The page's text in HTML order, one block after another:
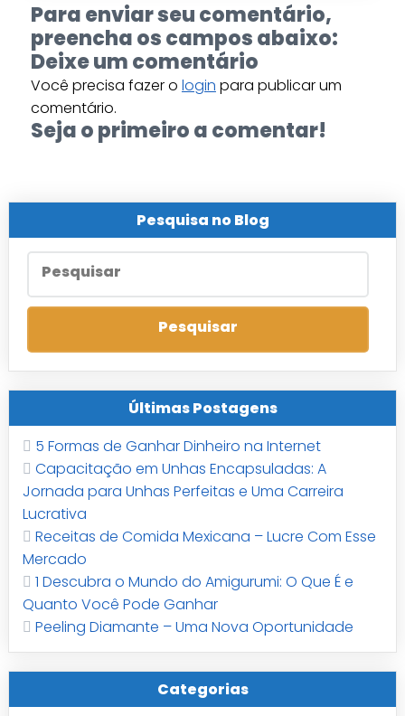
Para enviar seu comentário,
preencha os campos abaixo:
Deixe um comentário
Você precisa fazer o login para publicar um
comentário.
Seja o primeiro a comentar!
Pesquisa no Blog
Últimas Postagens
5 Formas de Ganhar Dinheiro na Internet
Capacitação em Unhas Encapsuladas: A
Jornada para Unhas Perfeitas e Uma Carreira
Lucrativa
Receitas de Comida Mexicana – Lucre Com Esse
Mercado
1 Descubra o Mundo do Amigurumi: O Que É e
Quanto Você Pode Ganhar
Peeling Diamante – Uma Nova Oportunidade
Categorias